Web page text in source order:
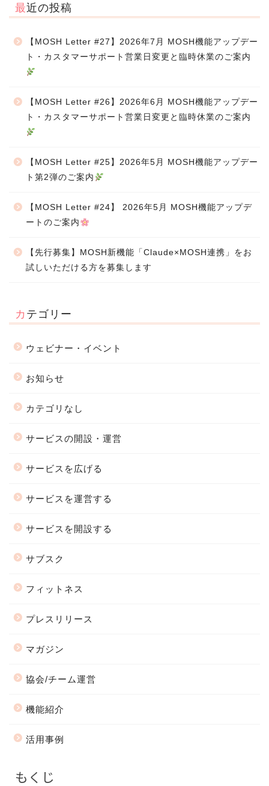
最近の投稿
【MOSH Letter #27】2026年7月 MOSH機能アップデー
ト・カスタマーサポート営業日変更と臨時休業のご案内
【MOSH Letter #26】2026年6月 MOSH機能アップデー
ト・カスタマーサポート営業日変更と臨時休業のご案内
【MOSH Letter #25】2026年5月 MOSH機能アップデー
ト第2弾のご案内
【MOSH Letter #24】 2026年5月 MOSH機能アップデ
ートのご案内
【先行募集】MOSH新機能「Claude×MOSH連携」をお
試しいただける方を募集します
カテゴリー
ウェビナー・イベント
お知らせ
カテゴリなし
サービスの開設・運営
サービスを広げる
サービスを運営する
サービスを開設する
サブスク
フィットネス
プレスリリース
マガジン
協会/チーム運営
機能紹介
活用事例
もくじ